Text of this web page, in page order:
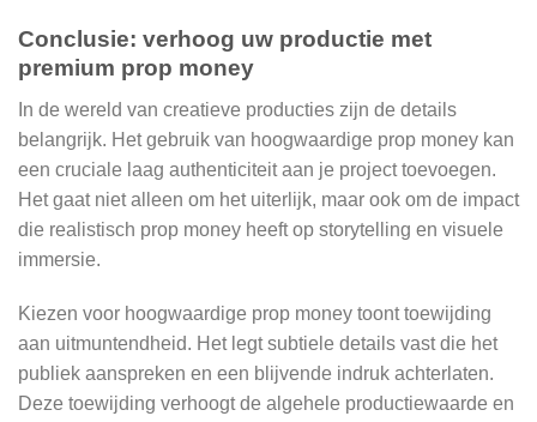
Conclusie: verhoog uw productie met
premium prop money
In de wereld van creatieve producties zijn de details
belangrijk. Het gebruik van hoogwaardige prop money kan
een cruciale laag authenticiteit aan je project toevoegen.
Het gaat niet alleen om het uiterlijk, maar ook om de impact
die realistisch prop money heeft op storytelling en visuele
immersie.
Kiezen voor hoogwaardige prop money toont toewijding
aan uitmuntendheid. Het legt subtiele details vast die het
publiek aanspreken en een blijvende indruk achterlaten.
Deze toewijding verhoogt de algehele productiewaarde en